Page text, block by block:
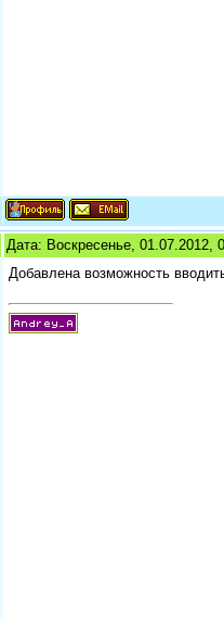
Дата: Воскресенье,
Добавлена возможность